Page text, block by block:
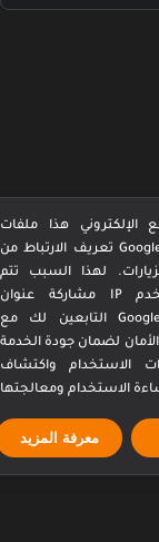
هذا ملفات
تعريف الارتباط من Google لتقديم خدماته
لهذا السبب تتم
مشاركة عنوان IP ووكيل المستخدم
التابعين لك مع Google بالإضافة إلى
لضمان جودة الخدمة
الاستخدام واكتشاف
معرفة المزيد